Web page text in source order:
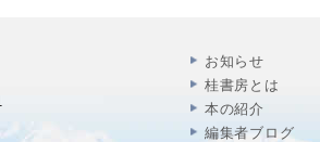
お知らせ
桂書房とは
本の紹介
編集者ブログ